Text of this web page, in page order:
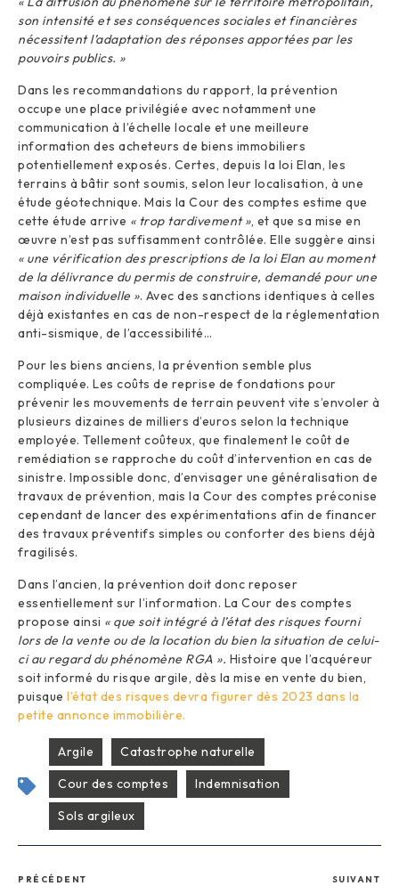
son intensité et ses conséquences sociales et financières
nécessitent l’adaptation des réponses apportées par les
pouvoirs publics. »
Dans les recommandations du rapport, la prévention
occupe une place privilégiée avec notamment une
communication à l’échelle locale et une meilleure
information des acheteurs de biens immobiliers
potentiellement exposés. Certes, depuis la loi Elan, les
terrains à bâtir sont soumis, selon leur localisation, à une
étude géotechnique. Mais la Cour des comptes estime que
cette étude arrive « trop tardivement », et que sa mise en
œuvre n’est pas suffisamment contrôlée. Elle suggère ainsi
« une vérification des prescriptions de la loi Elan au moment
de la délivrance du permis de construire, demandé pour une
maison individuelle ». Avec des sanctions identiques à celles
déjà existantes en cas de non-respect de la réglementation
anti-sismique, de l’accessibilité…
Pour les biens anciens, la prévention semble plus
compliquée. Les coûts de reprise de fondations pour
prévenir les mouvements de terrain peuvent vite s’envoler à
plusieurs dizaines de milliers d’euros selon la technique
employée. Tellement coûteux, que finalement le coût de
remédiation se rapproche du coût d’intervention en cas de
sinistre. Impossible donc, d’envisager une généralisation de
travaux de prévention, mais la Cour des comptes préconise
cependant de lancer des expérimentations afin de financer
des travaux préventifs simples ou conforter des biens déjà
fragilisés.
Dans l’ancien, la prévention doit donc reposer
essentiellement sur l’information. La Cour des comptes
propose ainsi « que soit intégré à l’état des risques fourni
lors de la vente ou de la location du bien la situation de celui-
ci au regard du phénomène RGA ». Histoire que l’acquéreur
soit informé du risque argile, dès la mise en vente du bien,
puisque l’état des risques devra figurer dès 2023 dans la
petite annonce immobilière.
Argile
Catastrophe naturelle
Cour des comptes
Indemnisation
Sols argileux
PRÉCÉDENT SUIVANT